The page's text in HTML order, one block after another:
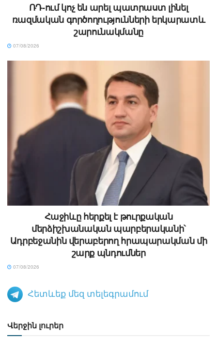
ՌԴ-ում կոչ են արել պատրաստ լինել
ռազմական գործողությունների երկարատև
շարունակմանը
07/08/2026
Հաջիևը հերքել է թուրքական
մերձիշխանական պարբերականի՝
Ադրբեջանին վերաբերող հրապարակման մի
շարք պնդումներ
07/08/2026
Հետևեք մեզ տելեգրամում
Վերջին լուրեր